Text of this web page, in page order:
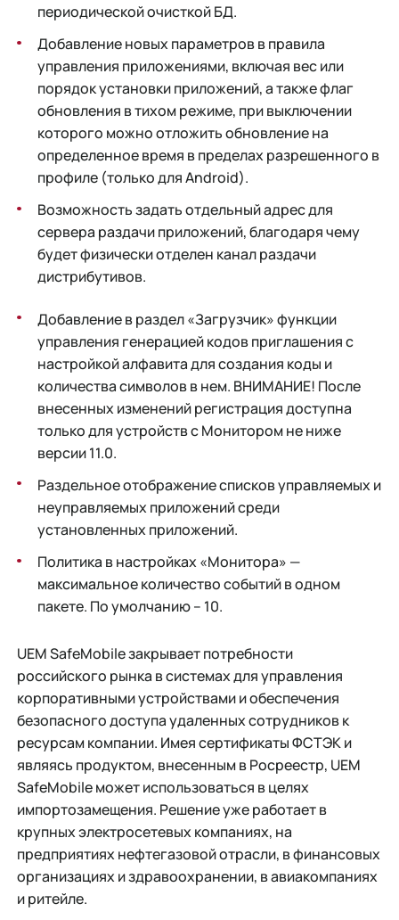
периодической очисткой БД.
Добавление новых параметров в правила
управления приложениями, включая вес или
порядок установки приложений, а также флаг
обновления в тихом режиме, при выключении
которого можно отложить обновление на
определенное время в пределах разрешенного в
профиле (только для Android).
Возможность задать отдельный адрес для
сервера раздачи приложений, благодаря чему
будет физически отделен канал раздачи
дистрибутивов.
Добавление в раздел «Загрузчик» функции
управления генерацией кодов приглашения с
настройкой алфавита для создания коды и
количества символов в нем. ВНИМАНИЕ! После
внесенных изменений регистрация доступна
только для устройств с Монитором не ниже
версии 11.0.
Раздельное отображение списков управляемых и
неуправляемых приложений среди
установленных приложений.
Политика в настройках «Монитора» —
максимальное количество событий в одном
пакете. По умолчанию – 10.
UEM SafeMobile закрывает потребности
российского рынка в системах для управления
корпоративными устройствами и обеспечения
безопасного доступа удаленных сотрудников к
ресурсам компании. Имея сертификаты ФСТЭК и
являясь продуктом, внесенным в Росреестр, UEM
SafeMobile может использоваться в целях
импортозамещения. Решение уже работает в
крупных электросетевых компаниях, на
предприятиях нефтегазовой отрасли, в финансовых
организациях и здравоохранении, в авиакомпаниях
и ритейле.